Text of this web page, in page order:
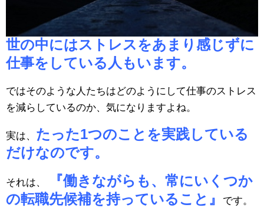
世の中にはストレスをあまり感じずに
仕事をしている人もいます。
ではそのような人たちはどのようにして仕事のストレス
を減らしているのか、気になりますよね。
実は、 たった1つのことを実践している
だけなのです。
それは、
『働きながらも、常にいくつか
の転職先候補を持っていること』
です。